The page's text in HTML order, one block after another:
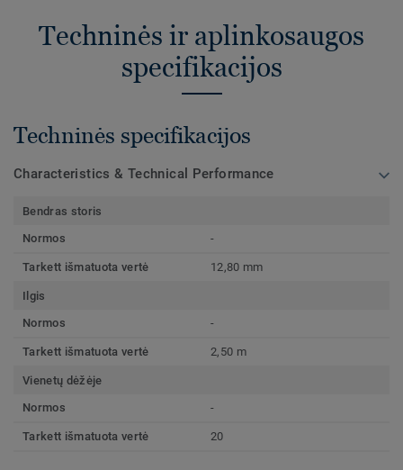
Techninės ir aplinkosaugos
specifikacijos
Techninės specifikacijos
Characteristics & Technical Performance
Bendras storis
Normos
-
Tarkett išmatuota vertė 12,80 mm
Ilgis
Normos
-
Tarkett išmatuota vertė 2,50 m
Vienetų dėžėje
Normos
-
Tarkett išmatuota vertė 20